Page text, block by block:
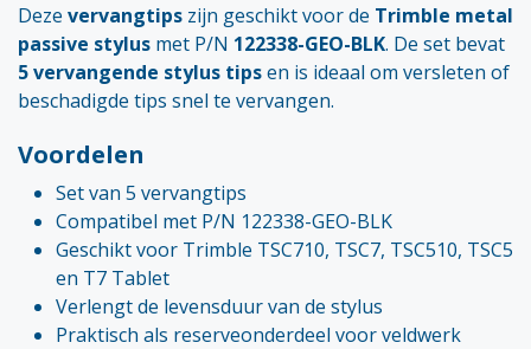
Deze vervangtips zijn geschikt voor de Trimble metal
passive stylus met P/N 122338-GEO-BLK. De set bevat
5 vervangende stylus tipsen is ideaal om versleten of
beschadigde tips snel te vervangen.
Voordelen
Set van 5 vervangtips
Compatibel met P/N 122338-GEO-BLK
Geschikt voor Trimble TSC710, TSC7, TSC510, TSC5
en T7 Tablet
Verlengt de levensduur van de stylus
Praktisch als reserveonderdeel voor veldwerk